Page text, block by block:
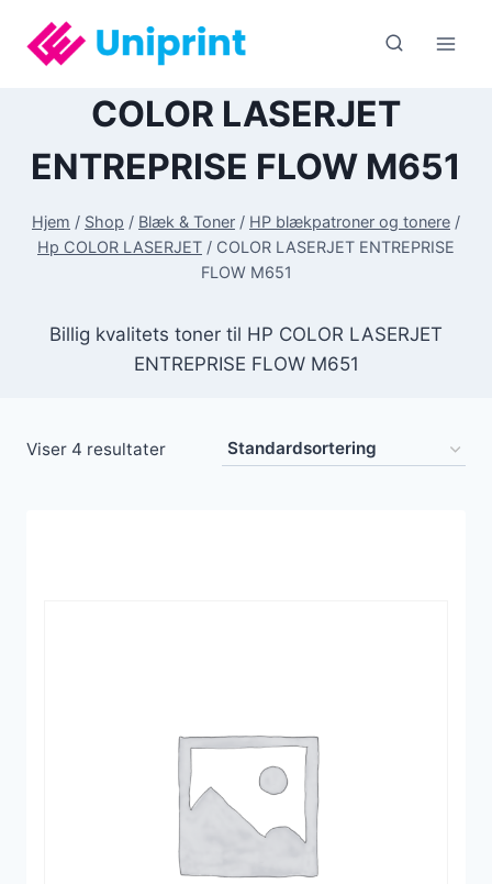
indhold
COLOR LASERJET
ENTREPRISE FLOW M651
Hjem / Shop / Blæk & Toner / HP blækpatroner og tonere /
Hp COLOR LASERJET / COLOR LASERJET ENTREPRISE
FLOW M651
Billig kvalitets toner til HP COLOR LASERJET
ENTREPRISE FLOW M651
Viser 4 resultater